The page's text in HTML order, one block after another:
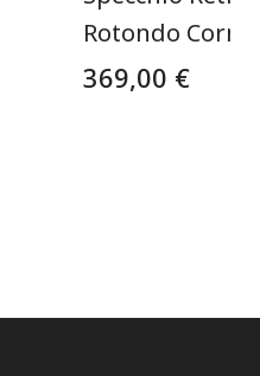
Rotondo
369,00 €